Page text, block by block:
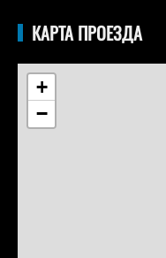
КАРТА ПРОЕЗДА
+
−